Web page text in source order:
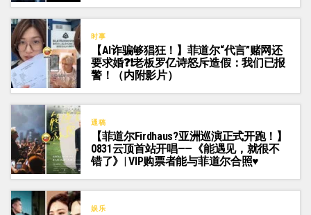
时事
【AI诈骗够猖狂！】菲道尔“代言”赌网还
要求婚❓❗老板罗亿诗怒斥造假：我们已报
警！（内附影片）
通稿
【菲道尔Firdhaus?亚洲巡演正式开跑！】
0831云顶首站开唱——《能遇见，就很不
错了》| VIP购票者能与菲道尔合照♥
娱乐